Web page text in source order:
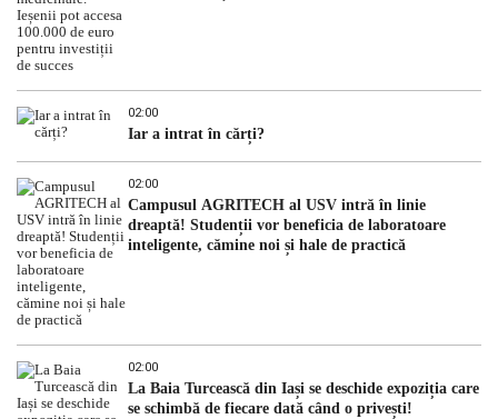
02:00
Iar a intrat în cărți?
02:00
Campusul AGRITECH al USV intră în linie
dreaptă! Studenții vor beneficia de laboratoare
inteligente, cămine noi și hale de practică
02:00
La Baia Turcească din Iași se deschide expoziția care
se schimbă de fiecare dată când o privești!